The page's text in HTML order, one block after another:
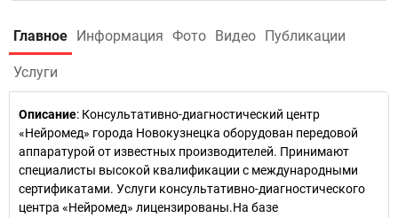
Главное Информация Фото Видео Публикации
Услуги
Описание: Консультативно-диагностический центр
«Нейромед» города Новокузнецка оборудован передовой
аппаратурой от известных производителей. Принимают
специалисты высокой квалификации с международными
сертификатами. Услуги консультативно-диагностического
центра «Нейромед» лицензированы.На базе